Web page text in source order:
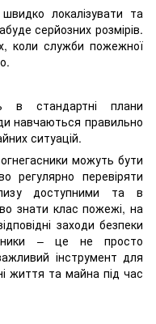
локалізувати та
серйозних розмірів.
коли служби пожежної
в стандартні плани
навчаються правильно
ситуацій.
можуть бути
регулярно перевіряти
доступними та в
знати клас пожежі, на
заходи безпеки
– це не просто
інструмент для
життя та майна під час